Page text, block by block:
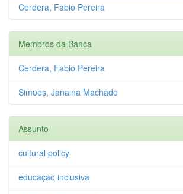
Cerdera, Fabio Pereira
Membros da Banca
Cerdera, Fabio Pereira
Simões, Janaina Machado
Assunto
cultural policy
educação inclusiva